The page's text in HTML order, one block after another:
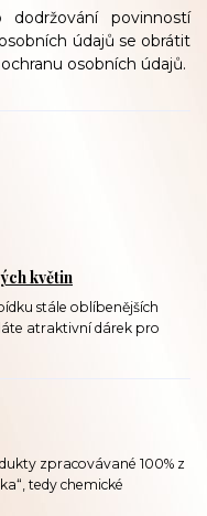
květin
stále oblíbenějších
atraktivní dárek pro
zpracovávané 100% z
tedy chemické
povinností
údajů se obrátit
osobních údajů.